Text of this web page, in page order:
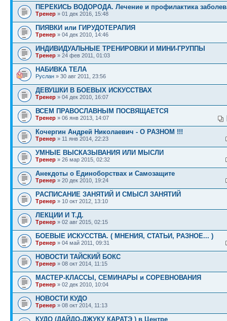
ПЕРЕКИСЬ ВОДОРОДА. Лечение и профилактика
Тренер » 01 дек 2016, 15:48
ПИЯВКИ или ГИРУДОТЕРАПИЯ
Тренер » 04 дек 2010, 14:46
ИНДИВИДУАЛЬНЫЕ ТРЕНИРОВКИ И МИНИ-ГРУППЫ
Тренер » 24 фев 2011, 01:03
НАБИВКА ТЕЛА
Руслан » 30 авг 2011, 23:56
ДЕВУШКИ В БОЕВЫХ ИСКУССТВАХ
Тренер » 04 дек 2010, 16:07
ВСЕМ ПРАВОСЛАВНЫМ ПОСВЯЩАЕТСЯ
Тренер » 06 янв 2013, 14:07
Кочергин Андрей Николаевич - О РАЗНОМ !!!
Тренер » 11 янв 2014, 22:23
УМНЫЕ ВЫСКАЗЫВАНИЯ ИЛИ МЫСЛИ
Тренер » 26 мар 2015, 02:32
Анекдоты о Единоборствах и Самозащите
Тренер » 20 дек 2010, 19:24
РАСПИСАНИЕ ЗАНЯТИЙ И СМЫСЛ ЗАНЯТИЙ
Тренер » 10 окт 2012, 13:10
ЛЕКЦИИ И Т.Д.
Тренер » 02 авг 2015, 02:15
БОЕВЫЕ ИСКУССТВА. ( МНЕНИЯ, СТАТЬИ, РАЗНОЕ... )
Тренер » 04 май 2011, 09:31
НОВОСТИ ТАЙСКИЙ БОКС
Тренер » 08 окт 2014, 11:15
МАСТЕР-КЛАССЫ, СЕМИНАРЫ и СОРЕВНОВАНИЯ
Тренер » 02 дек 2010, 10:04
НОВОСТИ КУДО
Тренер » 08 окт 2014, 11:13
КУДО (ДАЙДО-ДЖУКУ КАРАТЭ ) в Центре